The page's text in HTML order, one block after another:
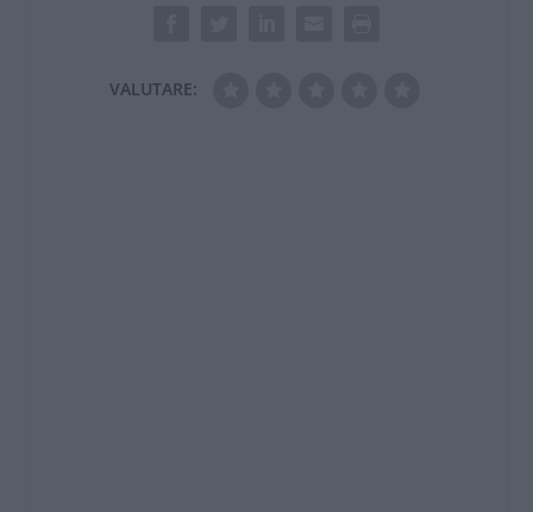
VALUTARE: